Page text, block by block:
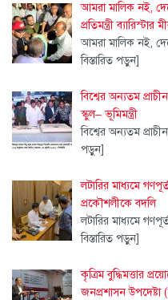
আমরা মালিক নই,
প্রতিমন্ত্রী ব্যারিস্টার
আমরা মালিক নই,
বিস্তারিত পড়ুন]
বিশ্বের অন্যতম
স্কুল– ভূমিমন্ত্রী
বিশ্বের অন্যতম
পড়ুন]
লটারির মাধ্যমে
প্রকৌশলীকে বদলি
লটারির মাধ্যমে
বিস্তারিত পড়ুন]
কৃত্রিম বুদ্ধিমত্তার
জনপ্রশাসন উপদেষ্টা